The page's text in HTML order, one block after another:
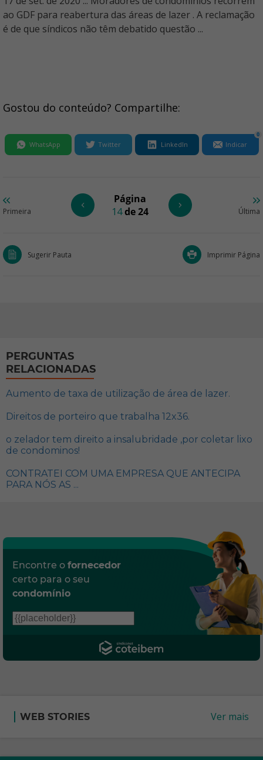
ao GDF para reabertura das áreas de lazer . A reclamação
é de que síndicos não têm debatido questão ...
Gostou do conteúdo? Compartilhe:
WhatsApp Twitter LinkedIn Indicar
0
Primeira
Página
14de 24 Última
Sugerir Pauta Imprimir Página
PERGUNTAS
RELACIONADAS
Aumento de taxa de utilização de área de lazer.
Direitos de porteiro que trabalha 12x36.
o zelador tem direito a insalubridade ,por coletar lixo
de condominos!
CONTRATEI COM UMA EMPRESA QUE ANTECIPA
PARA NÓS AS ...
Encontre o fornecedor
certo para o seu
condomínio
WEB STORIES Ver mais